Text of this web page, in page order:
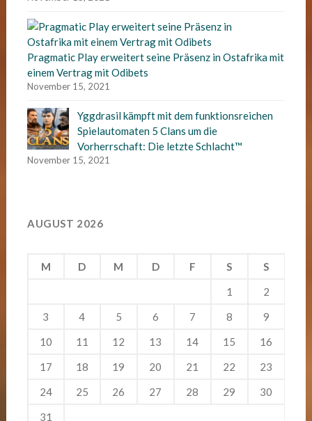
Pragmatic Play erweitert seine Präsenz in Ostafrika mit
einem Vertrag mit Odibets
November 15, 2021
Yggdrasil kämpft mit dem funktionsreichen
Spielautomaten 5 Clans um die
Vorherrschaft: Die letzte Schlacht™
November 15, 2021
AUGUST 2026
M D M D F S
S
1
2
3
4 5 6 7 8
9
10
11 12 13 14 15
16
17
18 19 20 21 22
23
24
25 26 27 28 29
30
31